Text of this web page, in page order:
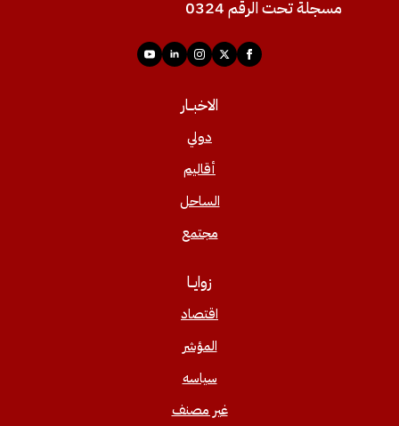
مسجلة تحت الرقم 0324
الاخبــار
دولي
أقاليم
الساحل
مجتمع
زوايــا
اقتصاد
المؤشر
سياسه
غير مصنف